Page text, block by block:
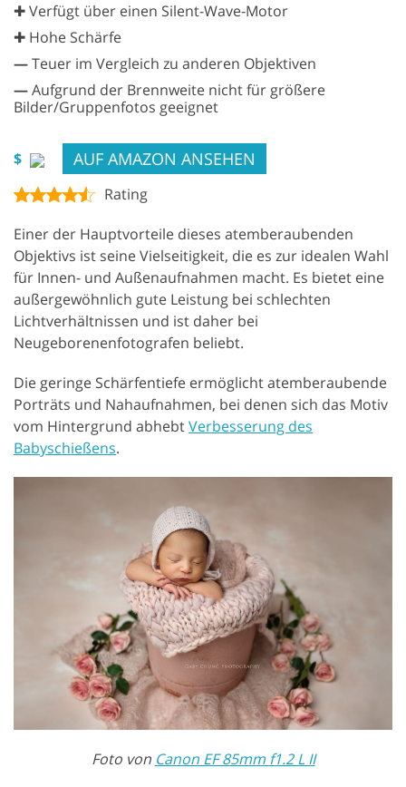
✚ Verfügt über einen Silent-Wave-Motor
✚ Hohe Schärfe
—Teuer im Vergleich zu anderen Objektiven
—Aufgrund der Brennweite nicht für größere
Bilder/Gruppenfotos geeignet
$ AUF AMAZON ANSEHEN
Rating
Einer der Hauptvorteile dieses atemberaubenden
Objektivs ist seine Vielseitigkeit, die es zur idealen Wahl
für Innen- und Außenaufnahmen macht. Es bietet eine
außergewöhnlich gute Leistung bei schlechten
Lichtverhältnissen und ist daher bei
Neugeborenenfotografen beliebt.
Die geringe Schärfentiefe ermöglicht atemberaubende
Porträts und Nahaufnahmen, bei denen sich das Motiv
vom Hintergrund abhebtVerbesserung des
Babyschießens.
Foto von Canon EF 85mm f1.2 L II